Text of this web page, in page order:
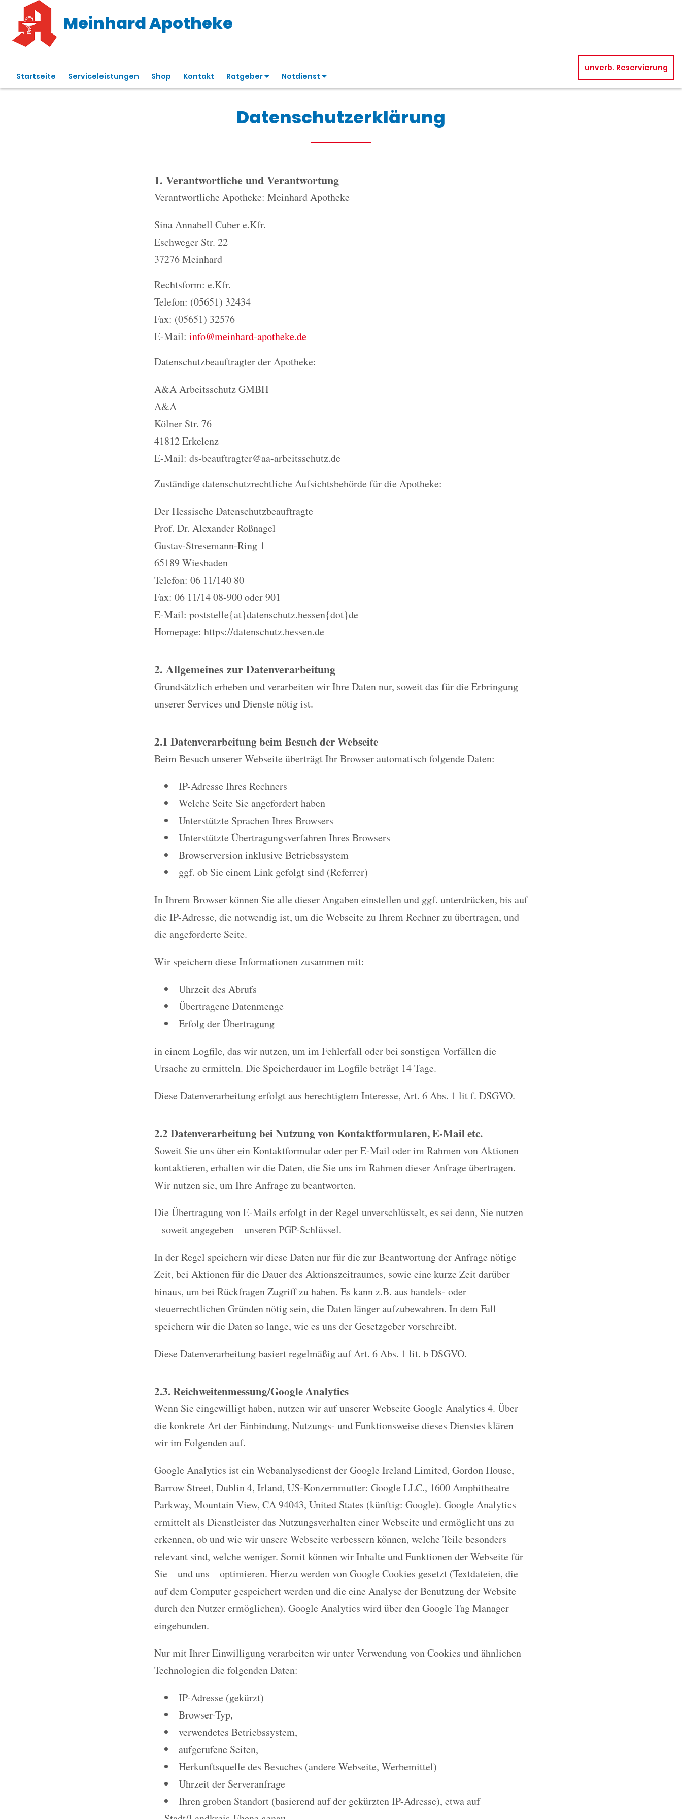
Meinhard Apotheke
Startseite Serviceleistungen Shop Kontakt Ratgeber Notdienst
unverb. Reservierung
Datenschutzerklärung
1. Verantwortliche und Verantwortung
Verantwortliche Apotheke: Meinhard Apotheke
Sina Annabell Cuber e.Kfr.
Eschweger Str. 22
37276 Meinhard
Rechtsform: e.Kfr.
Telefon: (05651) 32434
Fax: (05651) 32576
E-Mail: info@meinhard-apotheke.de
Datenschutzbeauftragter der Apotheke:
A&A Arbeitsschutz GMBH
A&A
Kölner Str. 76
41812 Erkelenz
E-Mail: ds-beauftragter@aa-arbeitsschutz.de
Zuständige datenschutzrechtliche Aufsichtsbehörde für die Apotheke:
Der Hessische Datenschutzbeauftragte
Prof. Dr. Alexander Roßnagel
Gustav-Stresemann-Ring 1
65189 Wiesbaden
Telefon: 06 11/140 80
Fax: 06 11/14 08-900 oder 901
E-Mail: poststelle{at}datenschutz.hessen{dot}de
Homepage: https://datenschutz.hessen.de
2. Allgemeines zur Datenverarbeitung
Grundsätzlich erheben und verarbeiten wir Ihre Daten nur, soweit das für die Erbringung
unserer Services und Dienste nötig ist.
2.1 Datenverarbeitung beim Besuch der Webseite
Beim Besuch unserer Webseite überträgt Ihr Browser automatisch folgende Daten:
IP-Adresse Ihres Rechners
Welche Seite Sie angefordert haben
Unterstützte Sprachen Ihres Browsers
Unterstützte Übertragungsverfahren Ihres Browsers
Browserversion inklusive Betriebssystem
ggf. ob Sie einem Link gefolgt sind (Referrer)
In Ihrem Browser können Sie alle dieser Angaben einstellen und ggf. unterdrücken, bis auf
die IP-Adresse, die notwendig ist, um die Webseite zu Ihrem Rechner zu übertragen, und
die angeforderte Seite.
Wir speichern diese Informationen zusammen mit:
Uhrzeit des Abrufs
Übertragene Datenmenge
Erfolg der Übertragung
in einem Logfile, das wir nutzen, um im Fehlerfall oder bei sonstigen Vorfällen die
Ursache zu ermitteln. Die Speicherdauer im Logfile beträgt 14 Tage.
Diese Datenverarbeitung erfolgt aus berechtigtem Interesse, Art. 6 Abs. 1 lit f. DSGVO.
2.2 Datenverarbeitung bei Nutzung von Kontaktformularen, E-Mail etc.
Soweit Sie uns über ein Kontaktformular oder per E-Mail oder im Rahmen von Aktionen
kontaktieren, erhalten wir die Daten, die Sie uns im Rahmen dieser Anfrage übertragen.
Wir nutzen sie, um Ihre Anfrage zu beantworten.
Die Übertragung von E-Mails erfolgt in der Regel unverschlüsselt, es sei denn, Sie nutzen
– soweit angegeben – unseren PGP-Schlüssel.
In der Regel speichern wir diese Daten nur für die zur Beantwortung der Anfrage nötige
Zeit, bei Aktionen für die Dauer des Aktionszeitraumes, sowie eine kurze Zeit darüber
hinaus, um bei Rückfragen Zugriff zu haben. Es kann z.B. aus handels- oder
steuerrechtlichen Gründen nötig sein, die Daten länger aufzubewahren. In dem Fall
speichern wir die Daten so lange, wie es uns der Gesetzgeber vorschreibt.
Diese Datenverarbeitung basiert regelmäßig auf Art. 6 Abs. 1 lit. b DSGVO.
2.3. Reichweitenmessung/Google Analytics
Wenn Sie eingewilligt haben, nutzen wir auf unserer Webseite Google Analytics 4. Über
die konkrete Art der Einbindung, Nutzungs- und Funktionsweise dieses Dienstes klären
wir im Folgenden auf.
Google Analytics ist ein Webanalysedienst der Google Ireland Limited, Gordon House,
Barrow Street, Dublin 4, Irland, US-Konzernmutter: Google LLC., 1600 Amphitheatre
Parkway, Mountain View, CA 94043, United States (künftig: Google). Google Analytics
ermittelt als Dienstleister das Nutzungsverhalten einer Webseite und ermöglicht uns zu
erkennen, ob und wie wir unsere Webseite verbessern können, welche Teile besonders
relevant sind, welche weniger. Somit können wir Inhalte und Funktionen der Webseite für
Sie – und uns – optimieren. Hierzu werden von Google Cookies gesetzt (Textdateien, die
auf dem Computer gespeichert werden und die eine Analyse der Benutzung der Website
durch den Nutzer ermöglichen). Google Analytics wird über den Google Tag Manager
eingebunden.
Nur mit Ihrer Einwilligung verarbeiten wir unter Verwendung von Cookies und ähnlichen
Technologien die folgenden Daten:
IP-Adresse (gekürzt)
Browser-Typ,
verwendetes Betriebssystem,
aufgerufene Seiten,
Herkunftsquelle des Besuches (andere Webseite, Werbemittel)
Uhrzeit der Serveranfrage
Ihren groben Standort (basierend auf der gekürzten IP-Adresse), etwa auf